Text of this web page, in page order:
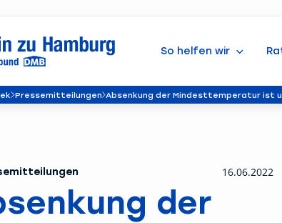
So helfen wir
Pressemitteilungen Absenkung der Mindesttemperatur ist
16.06.2022
der